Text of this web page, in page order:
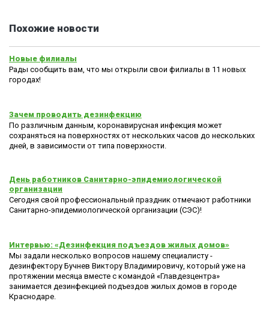
Похожие новости
Новые филиалы
Рады сообщить вам, что мы открыли свои филиалы в 11 новых
городах!
Зачем проводить дезинфекцию
По различным данным, коронавирусная инфекция может
сохраняться на поверхностях от нескольких часов до нескольких
дней, в зависимости от типа поверхности.
День работников Санитарно-эпидемиологической
организации
Сегодня свой профессиональный праздник отмечают работники
Санитарно-эпидемиологической организации (СЭС)!
Интервью: «Дезинфекция подъездов жилых домов»
Мы задали несколько вопросов нашему специалисту -
дезинфектору Бучнев Виктору Владимировичу, который уже на
протяжении месяца вместе с командой «Главдезцентра»
занимается дезинфекцией подъездов жилых домов в городе
Краснодаре.